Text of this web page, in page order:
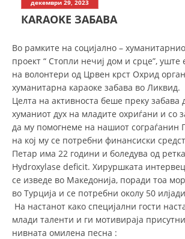
СТРУКТУРА НА
ЧЛЕНСТВО ВО ПРОФЕСИОНАЛНИ
ЗАКОН ЗА ЦКРМ
СТАТУТ НА ЦКРМ
ОРГАНИЗАЦИЈА И РАЗВОЈ
РАКОВОДЕН ОДБОР
декември 29, 2023
КARAOKE ЗАБАВА
Во рамките на социјално –
проект “ Стопли нечиј дом и срце”, уште
на волонтери од Црвен крст Охрид
хуманитарна караоке забава во Ликвид.
Целта на активноста беше преку забава
хуманиот дух на младите охриѓани и со
да му помогнеме на нашиот сограѓанин
на кој му се потребни финансиски
Петар има 22 години и боледува од
Hydroxylase deficit. Хируршката
се изведе во Македонија, поради тоа
во Турција и се потребни околу 50
На настанот како специјални гости
млади таленти и ги мотивираја
нивната омилена песна :